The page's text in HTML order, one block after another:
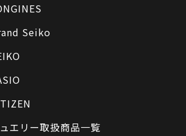
Seiko
エリー取扱商品一覧